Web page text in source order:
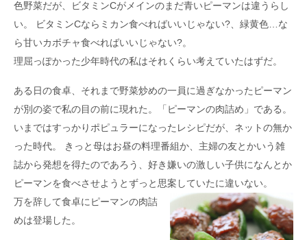
色野菜だが、ビタミンCがメインのまだ青いピーマンは違うらし
い。 ビタミンCならミカン食べればいいじゃない?、緑黄色…な
ら甘いカボチャ食べればいいじゃない?。
理屈っぽかった少年時代の私はそれくらい考えていたはずだ。
ある日の食卓、それまで野菜炒めの一員に過ぎなかったピーマン
が別の姿で私の目の前に現れた。「ピーマンの肉詰め」である。
いまではすっかりポピュラーになったレシピだが、ネットの無か
った時代。 きっと母はお昼の料理番組か、主婦の友とかいう雑
誌から発想を得たのであろう、好き嫌いの激しい子供になんとか
ピーマンを食べさせようとずっと思案していたに違いない。
万を辞して食卓にピーマンの肉詰
めは登場した。